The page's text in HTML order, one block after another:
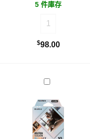
5 件庫存
FUJIFILM
$98.00